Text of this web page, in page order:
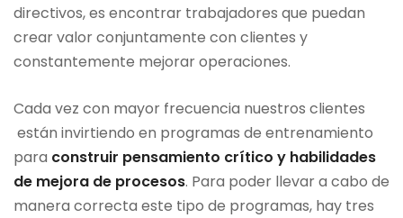
directivos, es encontrar trabajadores que puedan
crear valor conjuntamente con clientes y
constantemente mejorar operaciones.
Cada vez con mayor frecuencia nuestros clientes
están invirtiendo en programas de entrenamiento
para construir pensamiento crítico y habilidades
de mejora de procesos. Para poder llevar a cabo de
manera correcta este tipo de programas, hay tres